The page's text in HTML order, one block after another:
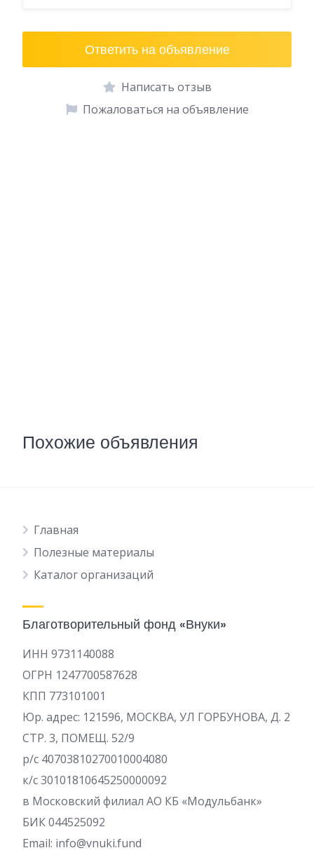
Ответить на объявление
Написать отзыв
Пожаловаться на объявление
Похожие объявления
Главная
Полезные материалы
Каталог организаций
Благотворительный фонд «Внуки»
ИНН 9731140088
ОГРН 1247700587628
КПП 773101001
Юр. адрес: 121596, МОСКВА, УЛ ГОРБУНОВА, Д. 2
СТР. 3, ПОМЕЩ. 52/9
р/c 40703810270010004080
к/с 30101810645250000092
в Московский филиал АО КБ «Модульбанк»
БИК 044525092
Email: info@vnuki.fund